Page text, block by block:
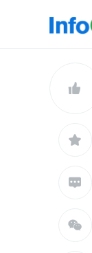
前端



